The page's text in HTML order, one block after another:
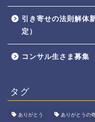
引き寄せの法則解体
定）
コンサル生さま募集
タグ
ありがとう ありがとうの